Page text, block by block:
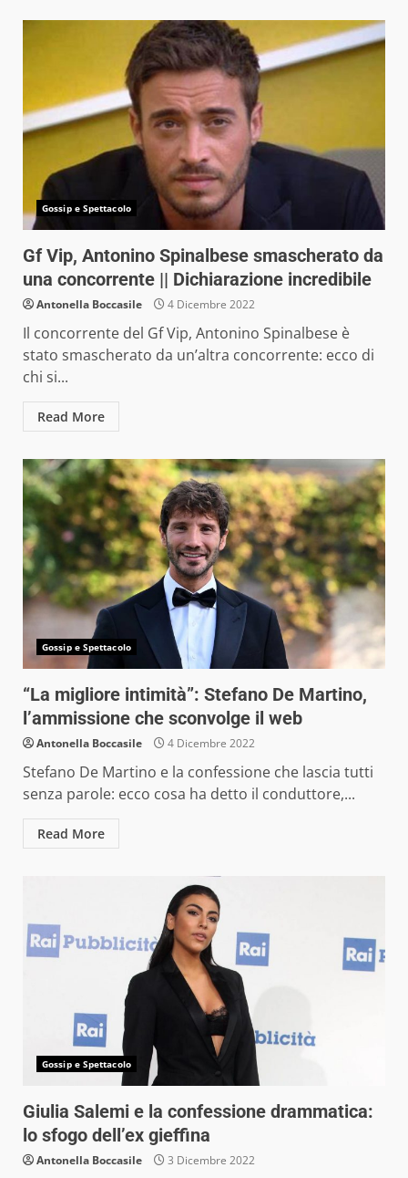
Gossip e Spettacolo
Gf Vip, Antonino Spinalbese smascherato da
una concorrente || Dichiarazione incredibile
Antonella Boccasile 4 Dicembre 2022
Il concorrente del Gf Vip, Antonino Spinalbese è
stato smascherato da un’altra concorrente: ecco di
chi si...
Read More
Gossip e Spettacolo
“La migliore intimità”: Stefano De Martino,
l’ammissione che sconvolge il web
Antonella Boccasile 4 Dicembre 2022
Stefano De Martino e la confessione che lascia tutti
senza parole: ecco cosa ha detto il conduttore,...
Read More
Gossip e Spettacolo
Giulia Salemi e la confessione drammatica:
lo sfogo dell’ex gieffina
Antonella Boccasile 3 Dicembre 2022